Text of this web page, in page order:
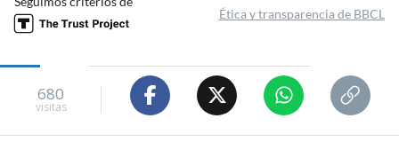
Ética y transparencia de BBCL
680
visitas